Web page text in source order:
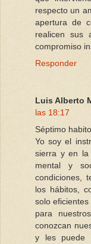
respecto un
apertura de
realicen sus
compromiso
Responder
Luis Alberto
las 18:17
Séptimo
Yo soy el
sierra y en la
mental y
condiciones,
los hábitos,
solo
para
conozcan
y les puede